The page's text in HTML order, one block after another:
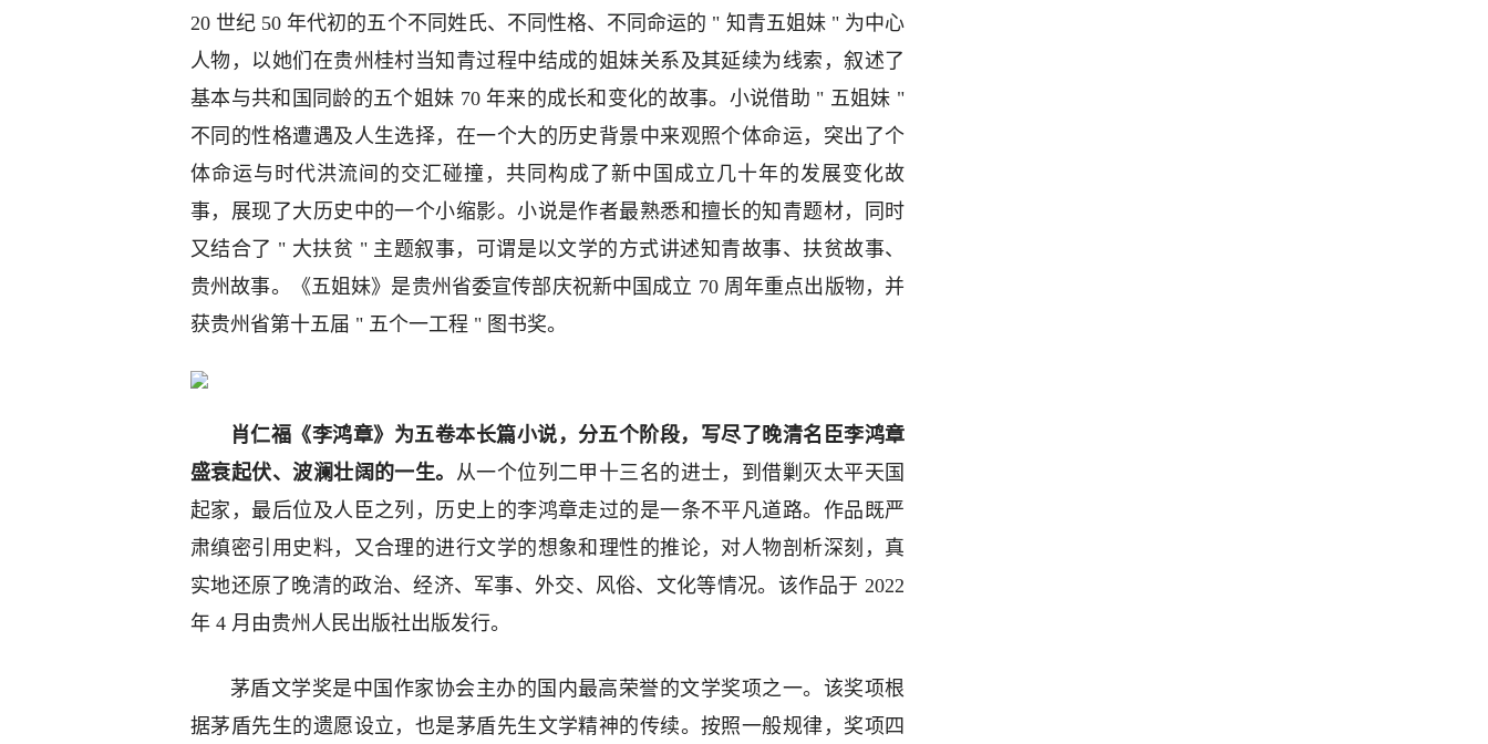
20 世纪 50 年代初的五个不同姓氏、不同性格、不同命运的 " 知青五姐妹 " 为中心
人物，以她们在贵州桂村当知青过程中结成的姐妹关系及其延续为线索，叙述了
基本与共和国同龄的五个姐妹 70 年来的成长和变化的故事。小说借助 " 五姐妹 "
不同的性格遭遇及人生选择，在一个大的历史背景中来观照个体命运，突出了个
体命运与时代洪流间的交汇碰撞，共同构成了新中国成立几十年的发展变化故
事，展现了大历史中的一个小缩影。小说是作者最熟悉和擅长的知青题材，同时
又结合了 " 大扶贫 " 主题叙事，可谓是以文学的方式讲述知青故事、扶贫故事、
贵州故事。《五姐妹》是贵州省委宣传部庆祝新中国成立 70 周年重点出版物，并
获贵州省第十五届 " 五个一工程 " 图书奖。
肖仁福《李鸿章》为五卷本长篇小说，分五个阶段，写尽了晚清名臣李鸿章
盛衰起伏、波澜壮阔的一生。 从一个位列二甲十三名的进士，到借剿灭太平天国
起家，最后位及人臣之列，历史上的李鸿章走过的是一条不平凡道路。作品既严
肃缜密引用史料，又合理的进行文学的想象和理性的推论，对人物剖析深刻，真
实地还原了晚清的政治、经济、军事、外交、风俗、文化等情况。该作品于 2022
年 4 月由贵州人民出版社出版发行。
茅盾文学奖是中国作家协会主办的国内最高荣誉的文学奖项之一。该奖项根
据茅盾先生的遗愿设立，也是茅盾先生文学精神的传续。按照一般规律，奖项四